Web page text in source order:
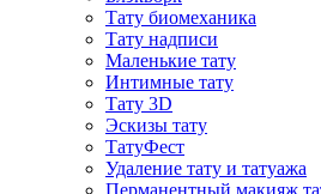
Тату биомеханика
Тату надписи
Маленькие тату
Интимные тату
Тату 3D
Эскизы тату
ТатуФест
Удаление тату и татуажа
Перманентный макияж